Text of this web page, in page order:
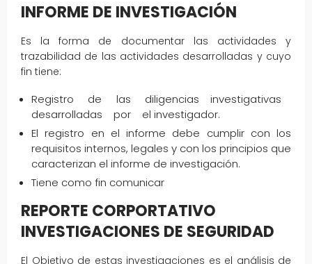
INFORME DE INVESTIGACIÓN
Es la forma de documentar las actividades y
trazabilidad de las actividades desarrolladas y cuyo
fin tiene:
Registro de las diligencias investigativas
desarrolladas por el investigador.
El registro en el informe debe cumplir con los
requisitos internos, legales y con los principios que
caracterizan el informe de investigación.
Tiene como fin comunicar
REPORTE CORPORTATIVO
INVESTIGACIONES DE SEGURIDAD
El Objetivo de estas investigaciones es el análisis de